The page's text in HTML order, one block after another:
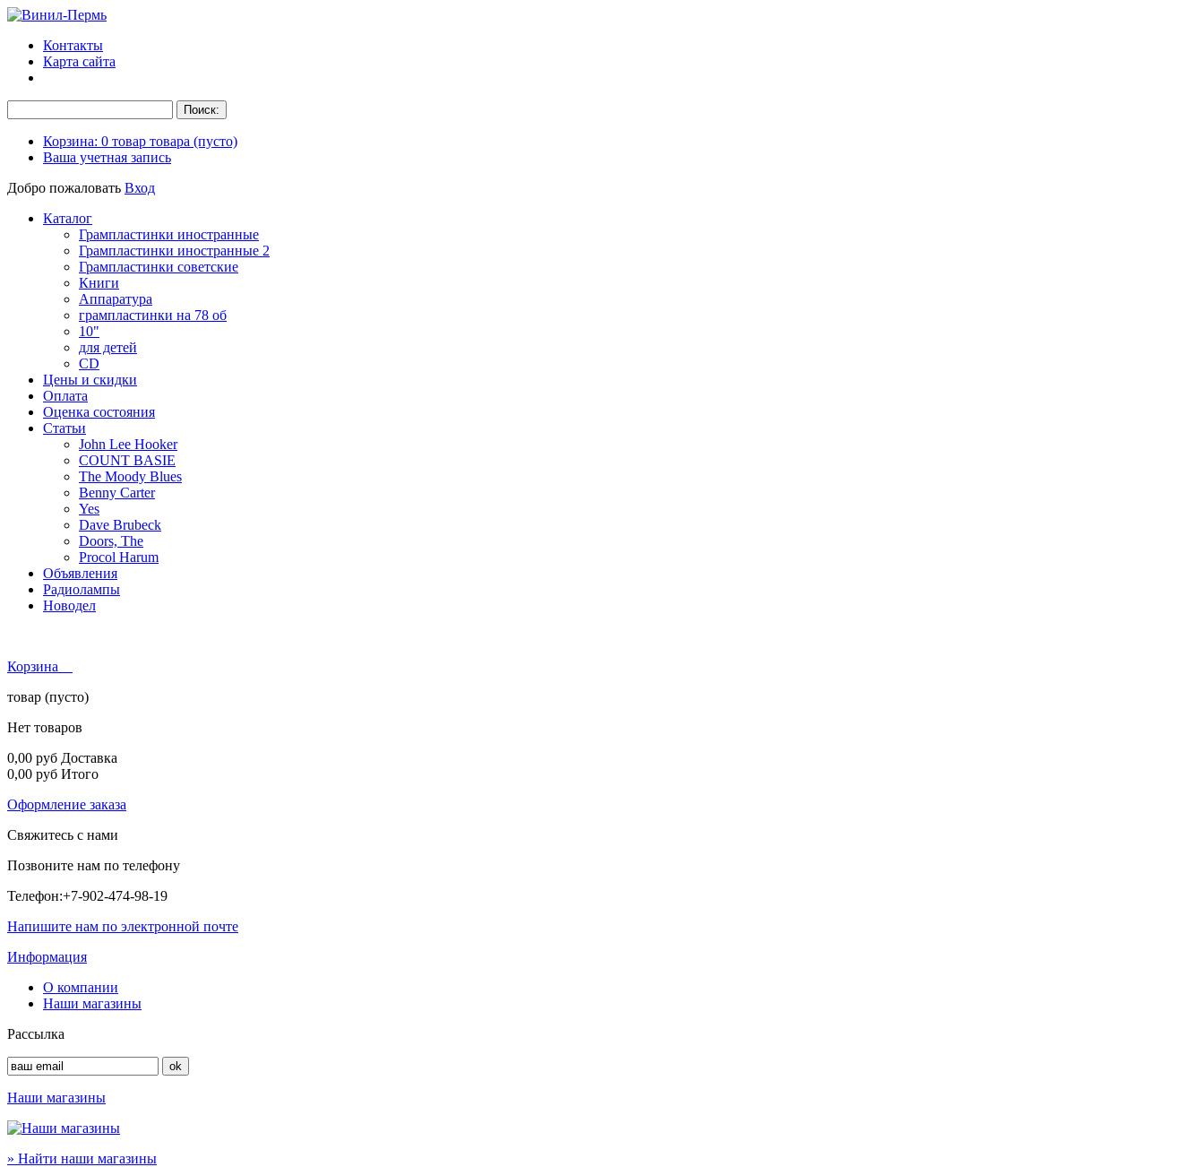
Контакты
Карта сайта
Корзина: 0 товар товара (пусто)
Ваша учетная запись
Добро пожаловать Вход
Каталог
Грампластинки иностранные
Грампластинки иностранные 2
Грампластинки советские
Книги
Аппаратура
грампластинки на 78 об
10"
для детей
CD
Цены и скидки
Оплата
Оценка состояния
Статьи
John Lee Hooker
COUNT BASIE
The Moody Blues
Benny Carter
Yes
Dave Brubeck
Doors, The
Procol Harum
Объявления
Радиолампы
Новодел
Корзина
товар (пусто)
Нет товаров
0,00 руб Доставка
0,00 руб Итого
Оформление заказа
Свяжитесь с нами
Позвоните нам по телефону
Телефон:+7-902-474-98-19
Напишите нам по электронной почте
Информация
О компании
Наши магазины
Рассылка
Наши магазины
» Найти наши магазины